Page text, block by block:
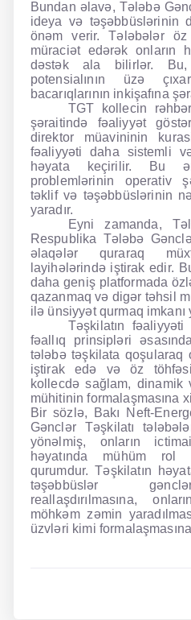
Bundan əlavə, Tələbə
ideya və təşəbbüslərinin
önəm verir. Tələbələr
müraciət edərək onların
dəstək ala bilirlər. Bu,
potensialının üzə
bacarıqlarının inkişafına
TGT kollecin
şəraitində fəaliyyət
direktor müavininin
fəaliyyəti daha sistemli
həyata keçirilir. Bu
problemlərinin operativ
təklif və təşəbbüslərinin
yaradır.
Eyni zamanda,
Respublika Tələbə
əlaqələr quraraq
layihələrində iştirak edir.
daha geniş platformada
qazanmaq və digər təhsil
ilə ünsiyyət qurmaq imkanı
Təşkilatın
fəallıq prinsipləri
tələbə təşkilata qoşularaq
iştirak edə və öz
kollecdə sağlam, dinamik
mühitinin formalaşmasına
Bir sözlə, Bakı Neft-
Gənclər Təşkilatı
yönəlmiş, onların
həyatında mühüm
qurumdur. Təşkilatın
təşəbbüslər
reallaşdırılmasına,
möhkəm zəmin
üzvləri kimi